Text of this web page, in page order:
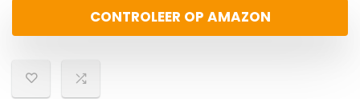
CONTROLEER OP AMAZON